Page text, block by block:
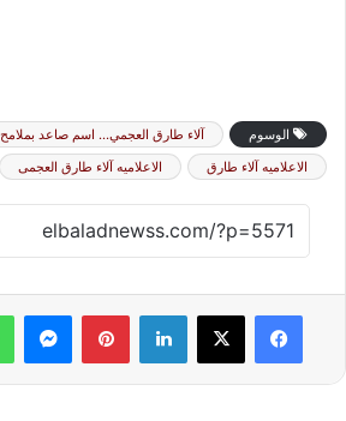
الوسوم
آلاء طارق العجمي… اسم صاعد بملامح
الاعلاميه آلاء طارق
الاعلاميه آلاء طارق العجمى
لينكدإن بينتيريست